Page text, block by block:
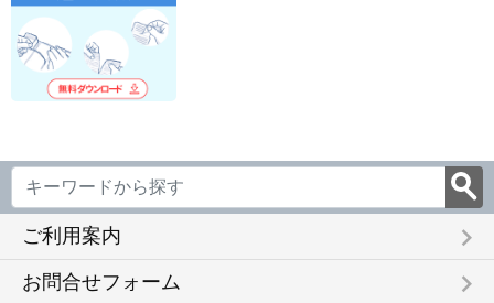
ご利用案内 keyboard_arrow_right
お問合せフォーム keyboard_arrow_right